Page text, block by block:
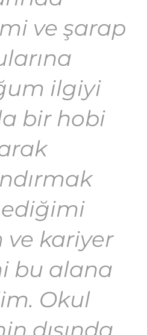
ve şarap
ilgiyi
bir hobi
ve kariyer
bu alana
Okul
dışında